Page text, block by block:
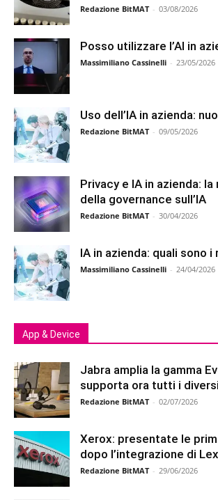
Redazione BitMAT - 03/08/2026
Posso utilizzare l’AI in
Massimiliano Cassinelli - 23/05/2026
Uso dell’IA in azienda:
Redazione BitMAT - 09/05/2026
Privacy e IA in azienda: la
della governance sull’IA
Redazione BitMAT - 30/04/2026
IA in azienda: quali sono i
Massimiliano Cassinelli - 24/04/2026
App & Device
Jabra amplia la gamma
supporta ora tutti i
Redazione BitMAT - 02/07/2026
Xerox: presentate le
dopo l’integrazione di
Redazione BitMAT - 29/06/2026